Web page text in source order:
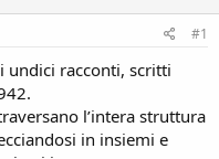
#1
undici racconti, scritti
l’intera struttura
in insiemi e